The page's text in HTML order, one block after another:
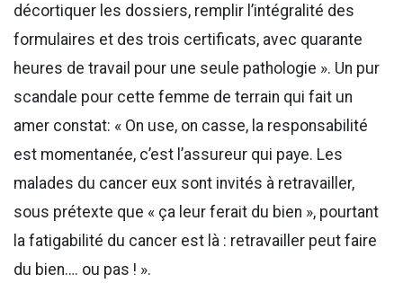
décortiquer les dossiers, remplir l’intégralité des
formulaires et des trois certificats, avec quarante
heures de travail pour une seule pathologie ». Un pur
scandale pour cette femme de terrain qui fait un
amer constat: « On use, on casse, la responsabilité
est momentanée, c’est l’assureur qui paye. Les
malades du cancer eux sont invités à retravailler,
sous prétexte que « ça leur ferait du bien », pourtant
la fatigabilité du cancer est là : retravailler peut faire
du bien…. ou pas ! ».